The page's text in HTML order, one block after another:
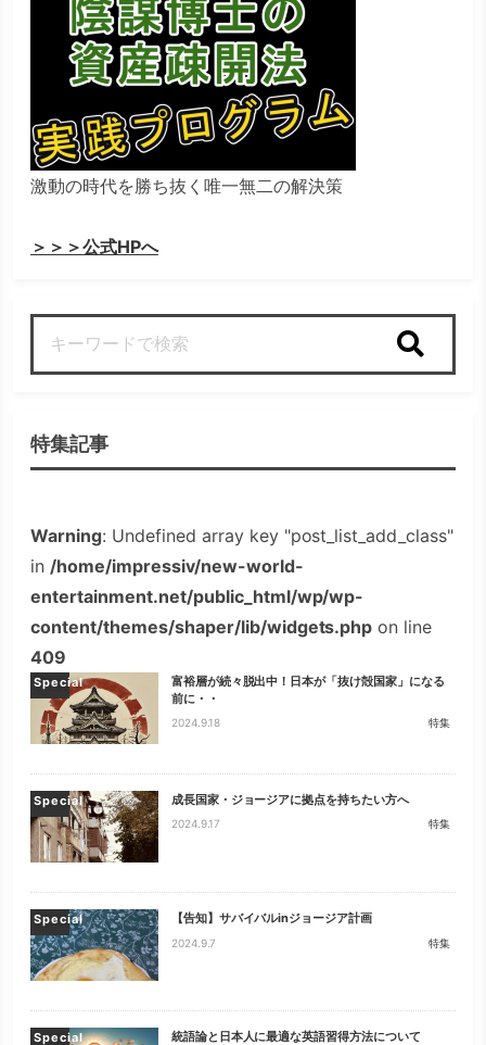
激動の時代を勝ち抜く唯一無二の解決策
＞＞＞公式HPへ
特集記事
Warning: Undefined array key "post_list_add_class"
in /home/impressiv/new-world-
entertainment.net/public_html/wp/wp-
content/themes/shaper/lib/widgets.php on line
409
Special
富裕層が続々脱出中！日本が「抜け殻国家」になる
前に・・
2024.9.18 特集
Special 成長国家・ジョージアに拠点を持ちたい方へ
2024.9.17 特集
Special 【告知】サバイバルinジョージア計画
2024.9.7 特集
Special 統語論と日本人に最適な英語習得方法について